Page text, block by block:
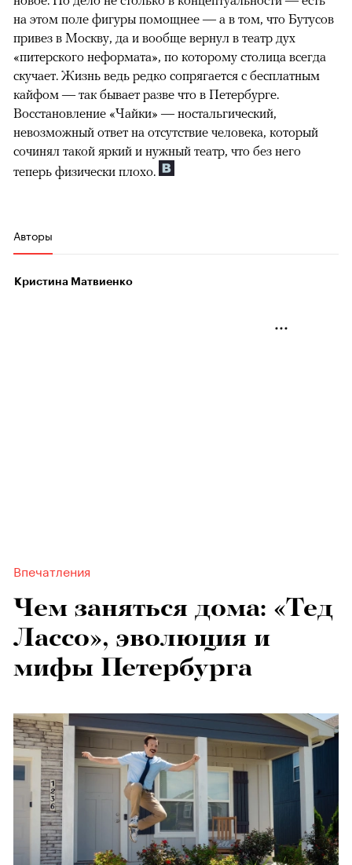
на этом поле фигуры помощнее — а в том, что Бутусов
привез в Москву, да и вообще вернул в театр дух
«питерского неформата», по которому столица всегда
скучает. Жизнь ведь редко сопрягается с бесплатным
кайфом — так бывает разве что в Петербурге.
Восстановление «Чайки» — ностальгический,
невозможный ответ на отсутствие человека, который
сочинял такой яркий и нужный театр, что без него
теперь физически плохо.
Авторы
Кристина Матвиенко
Впечатления
Чем заняться дома: «Тед
Лассо», эволюция и
мифы Петербурга